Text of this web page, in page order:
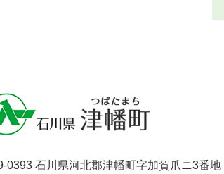
0393 石川県河北郡津幡町字加賀爪ニ3番地